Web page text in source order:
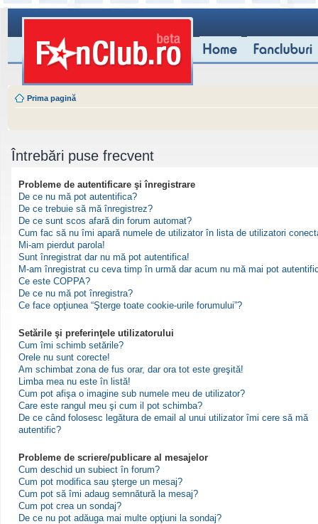
Prima pagină
Întrebări puse frecvent
Probleme de autentificare şi înregistrare
De ce nu mă pot autentifica?
De ce trebuie să mă înregistrez?
De ce sunt scos afară din forum automat?
Cum fac să nu îmi apară numele de utilizator în lista de utilizatori
Mi-am pierdut parola!
Sunt înregistrat dar nu mă pot autentifica!
M-am înregistrat cu ceva timp în urmă dar acum nu mă mai pot
Ce este COPPA?
De ce nu mă pot înregistra?
Ce face opţiunea “Şterge toate cookie-urile forumului”?
Setările şi preferinţele utilizatorului
Cum îmi schimb setările?
Orele nu sunt corecte!
Am schimbat zona de fus orar, dar ora tot este greşită!
Limba mea nu este în listă!
Cum pot afişa o imagine sub numele meu de utilizator?
Care este rangul meu şi cum il pot schimba?
De ce când folosesc legătura de email al unui utilizator îmi cere să mă
autentific?
Probleme de scriere/publicare al mesajelor
Cum deschid un subiect în forum?
Cum pot modifica sau şterge un mesaj?
Cum pot să îmi adaug semnătură la mesaj?
Cum pot crea un sondaj?
De ce nu pot adăuga mai multe opţiuni la sondaj?